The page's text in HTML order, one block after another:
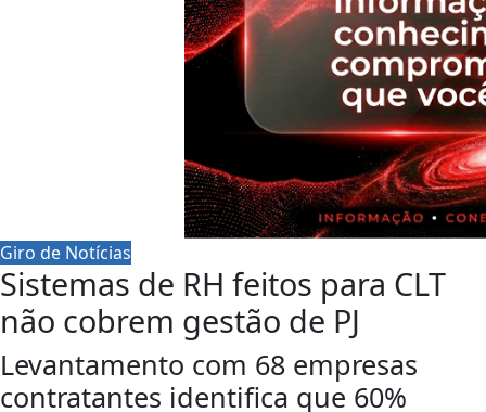
Giro de Notícias
Sistemas de RH feitos para CLT
não cobrem gestão de PJ
Levantamento com 68 empresas
contratantes identifica que 60%